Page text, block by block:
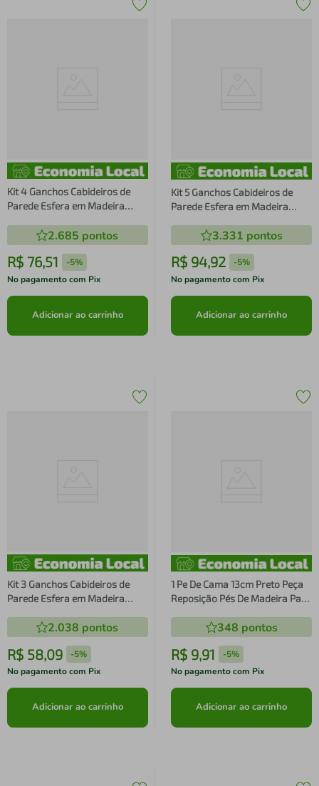
Kit 4 Ganchos Cabideiros de
Parede Esfera em Madeira
2.685 pontos
R$ 76,51 -5%
No pagamento com Pix
Adicionar ao carrinho
Kit 5 Ganchos Cabideiros de
Parede Esfera em Madeira
3.331 pontos
R$ 94,92 -5%
No pagamento com Pix
Adicionar ao carrinho
Kit 3 Ganchos Cabideiros de
Parede Esfera em Madeira
2.038 pontos
R$ 58,09 -5%
No pagamento com Pix
Adicionar ao carrinho
1 Pe De Cama 13cm Preto Peça
Reposição Pés De Madeira Para
Pés Para Móveis
348 pontos
R$ 9,91 -5%
No pagamento com Pix
Adicionar ao carrinho